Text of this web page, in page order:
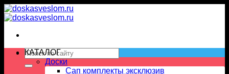
Skip
to
Искать:
КАТАЛОГ
Доски
Сап комплекты эксклюзив